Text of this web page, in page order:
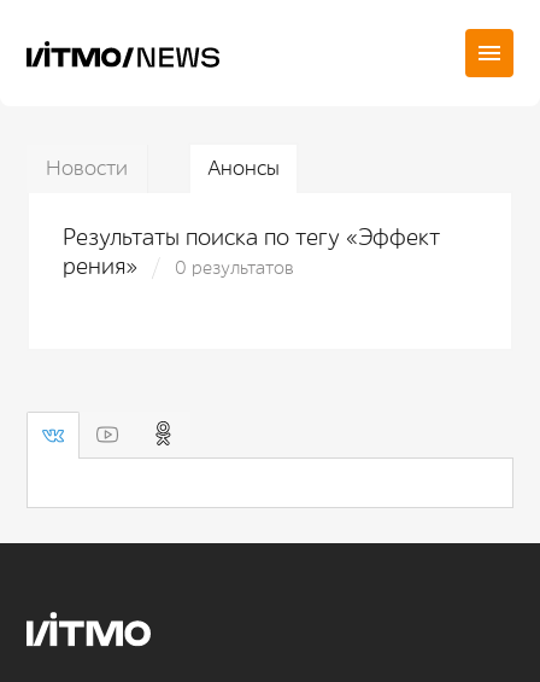
Новости Анонсы
Результаты поиска по тегу «Эффект
рения»
0 результатов